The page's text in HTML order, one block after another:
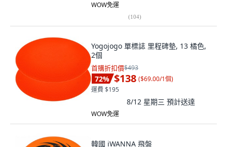
WOW免運
(104)
Yogojogo 單標誌 里程碑墊, 13 橘色,
2個
首購折扣價$493
72% $138 ($69.00/1個)
運費 $195
8/12 星期三 預計送達
WOW免運
韓國 iWANNA 飛盤